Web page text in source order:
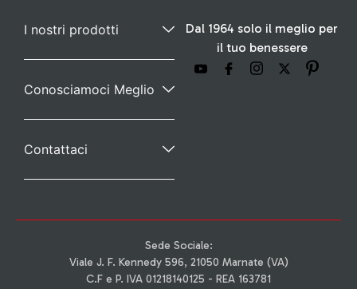
Dal 1964 solo il meglio per
il tuo benessere
I nostri prodotti
Conosciamoci Meglio
Contattaci
Sede Sociale:
Viale J. F. Kennedy 596, 21050 Marnate (VA)
C.F e P. IVA 01218140125 - REA 163781